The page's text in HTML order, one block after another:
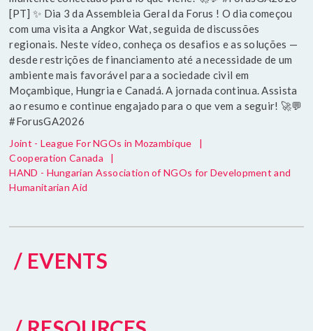
[PT] ✨ Dia 3 da Assembleia Geral da Forus ! O dia começou
com uma visita a Angkor Wat, seguida de discussões
regionais. Neste vídeo, conheça os desafios e as soluções —
desde restrições de financiamento até a necessidade de um
ambiente mais favorável para a sociedade civil em
Moçambique, Hungria e Canadá. A jornada continua. Assista
ao resumo e continue engajado para o que vem a seguir! 🚀💬
#ForusGA2026
Joint - League For NGOs in Mozambique
|
Cooperation Canada
|
HAND - Hungarian Association of NGOs for Development and
Humanitarian Aid
/ EVENTS